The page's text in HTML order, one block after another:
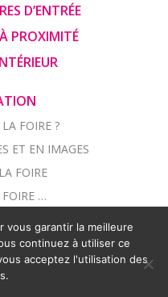
D’ENTRÉE
PROXIMITÉ
LA FOIRE ?
ET EN IMAGES
FOIRE
FOIRE …
FOIRE
vous garantir la meilleure
continuez à utiliser ce
acceptez l'utilisation des